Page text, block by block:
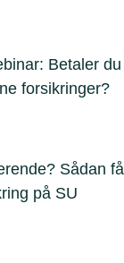
Betaler
forsikringer?
Sådan
på SU